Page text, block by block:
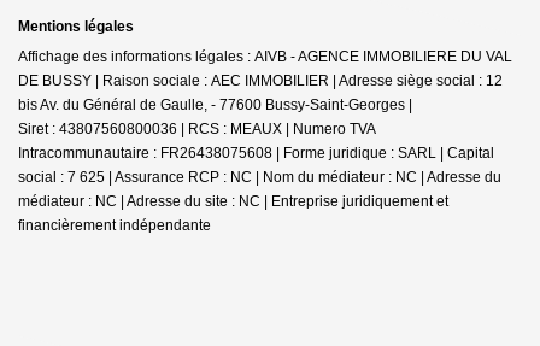
Mentions légales
Affichage des informations légales : AIVB - AGENCE IMMOBILIERE DU VAL
DE BUSSY | Raison sociale : AEC IMMOBILIER | Adresse siège social : 12
bis Av. du Général de Gaulle, - 77600 Bussy-Saint-Georges |
Siret : 43807560800036 | RCS : MEAUX | Numero TVA
Intracommunautaire : FR26438075608 | Forme juridique : SARL | Capital
social : 7 625 | Assurance RCP : NC | Nom du médiateur : NC | Adresse du
médiateur : NC | Adresse du site : NC | Entreprise juridiquement et
financièrement indépendante